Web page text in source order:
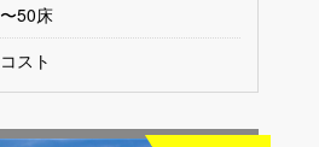
〜50床
コスト